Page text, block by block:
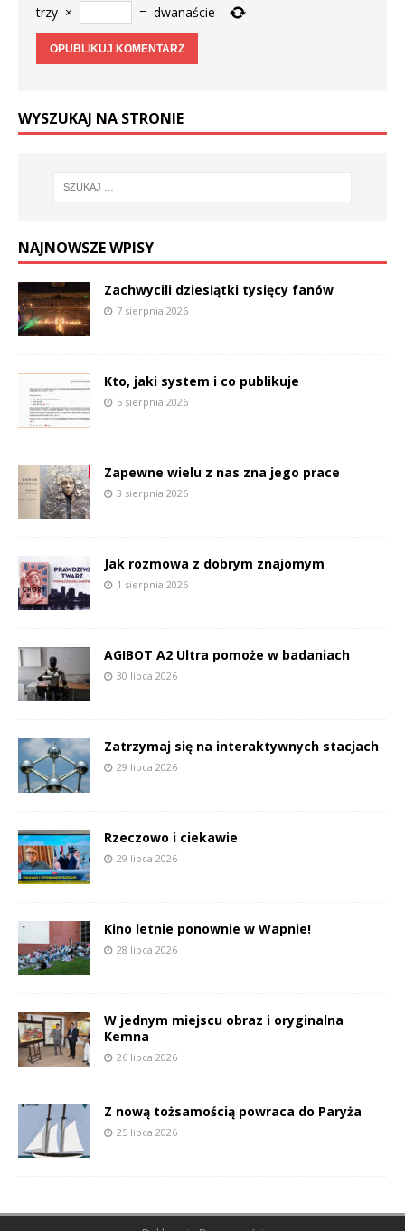
trzy × = dwanaście
WYSZUKAJ NA STRONIE
NAJNOWSZE WPISY
Zachwycili dziesiątki tysięcy fanów
7 sierpnia 2026
Kto, jaki system i co publikuje
5 sierpnia 2026
Zapewne wielu z nas zna jego prace
3 sierpnia 2026
Jak rozmowa z dobrym znajomym
1 sierpnia 2026
AGIBOT A2 Ultra pomoże w badaniach
30 lipca 2026
Zatrzymaj się na interaktywnych stacjach
29 lipca 2026
Rzeczowo i ciekawie
29 lipca 2026
Kino letnie ponownie w Wapnie!
28 lipca 2026
W jednym miejscu obraz i oryginalna
Kemna
26 lipca 2026
Z nową tożsamością powraca do Paryża
25 lipca 2026